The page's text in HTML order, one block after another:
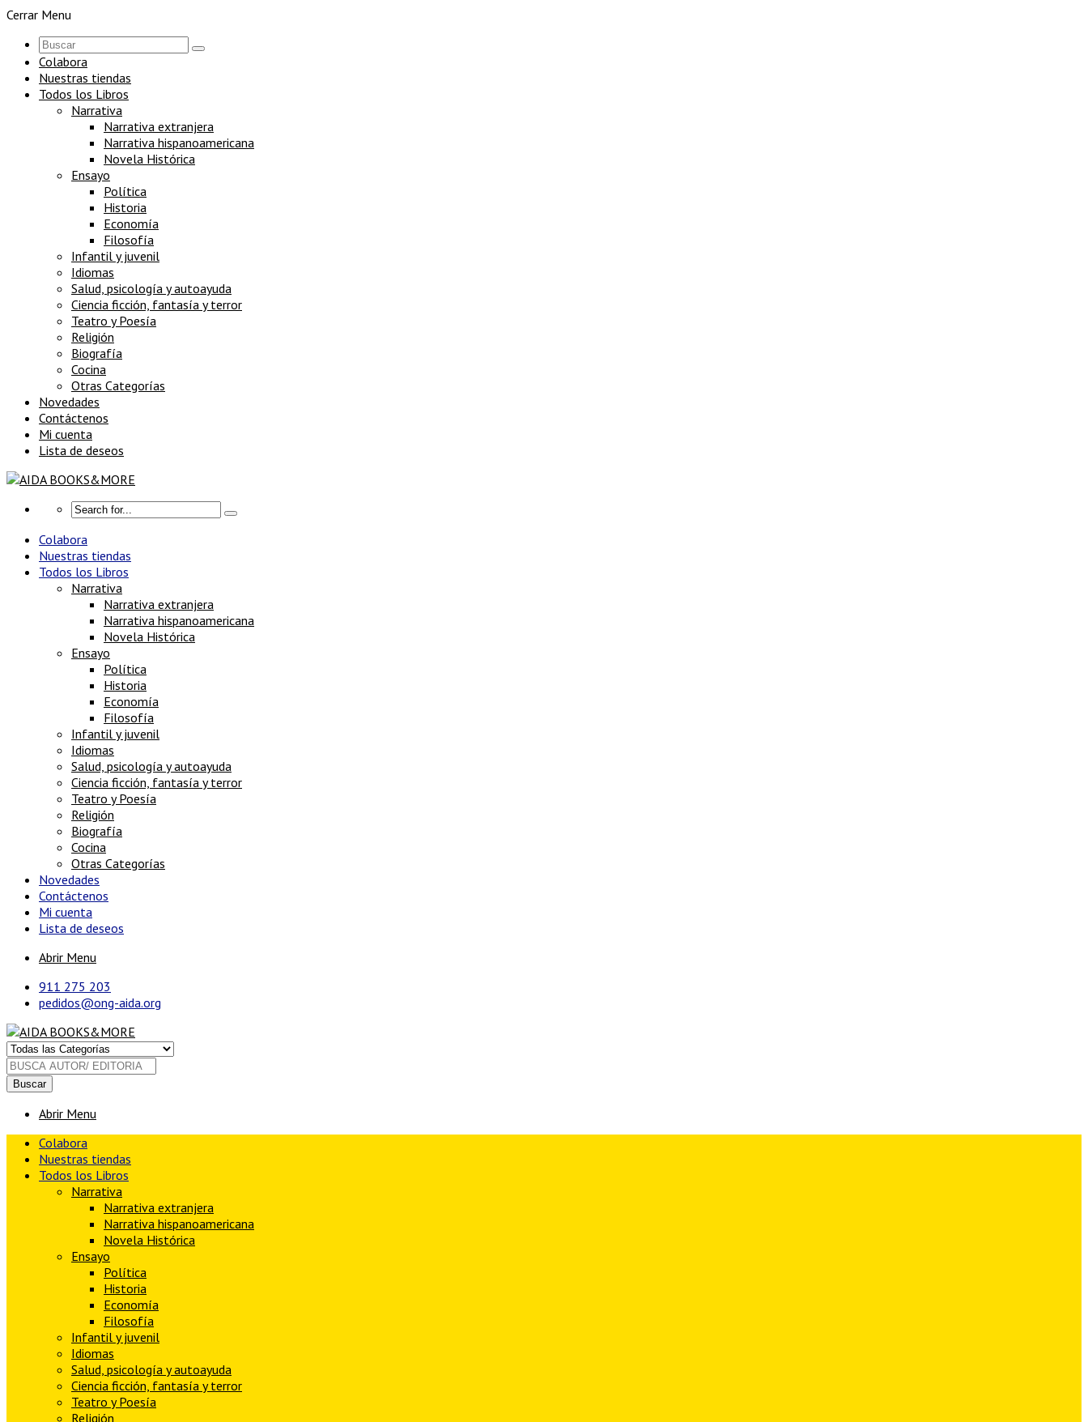
Cerrar Menu
Colabora
Nuestras tiendas
Todos los Libros
Narrativa
Narrativa extranjera
Narrativa hispanoamericana
Novela Histórica
Ensayo
Política
Historia
Economía
Filosofía
Infantil y juvenil
Idiomas
Salud, psicología y autoayuda
Ciencia ficción, fantasía y terror
Teatro y Poesía
Religión
Biografía
Cocina
Otras Categorías
Novedades
Contáctenos
Mi cuenta
Lista de deseos
Colabora
Nuestras tiendas
Todos los Libros
Narrativa
Narrativa extranjera
Narrativa hispanoamericana
Novela Histórica
Ensayo
Política
Historia
Economía
Filosofía
Infantil y juvenil
Idiomas
Salud, psicología y autoayuda
Ciencia ficción, fantasía y terror
Teatro y Poesía
Religión
Biografía
Cocina
Otras Categorías
Novedades
Contáctenos
Mi cuenta
Lista de deseos
Abrir Menu
911 275 203
pedidos@ong-aida.org
Buscar
Abrir Menu
Colabora
Nuestras tiendas
Todos los Libros
Narrativa
Narrativa extranjera
Narrativa hispanoamericana
Novela Histórica
Ensayo
Política
Historia
Economía
Filosofía
Infantil y juvenil
Idiomas
Salud, psicología y autoayuda
Ciencia ficción, fantasía y terror
Teatro y Poesía
Religión